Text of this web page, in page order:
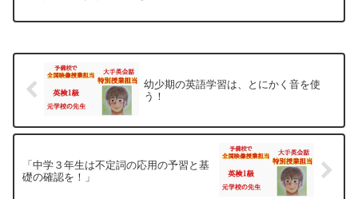
幼少期の英語学習は、とにかく音を使
う！
「中学３年生は不定詞の応用の予習と基
礎の確認を！」